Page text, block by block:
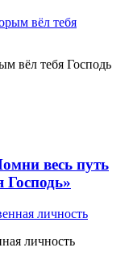
вёл тебя Господь
весь путь
Господь»
личность